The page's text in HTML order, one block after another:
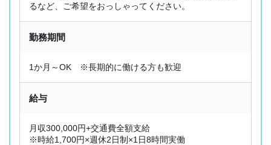
るなど、ご希望をおっしゃってください。
勤務期間
1か月～OK ※長期的に働ける方も歓迎
給与
月収300,000円+交通費全額支給
※時給1,700円×週休2日制×1日8時間実働